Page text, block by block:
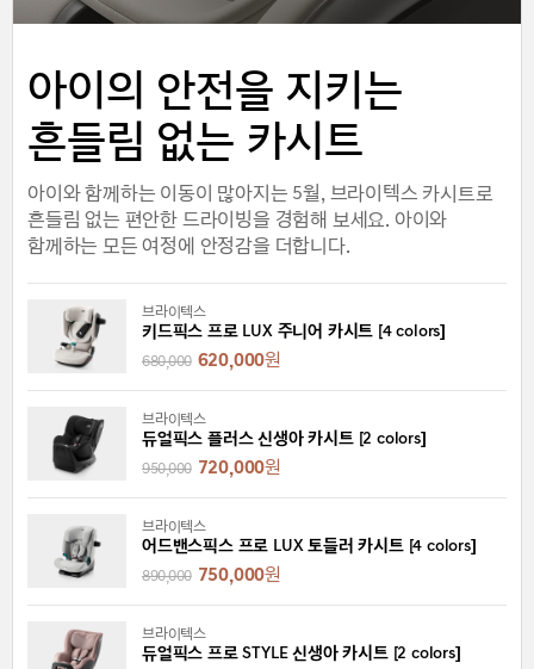
아이의 안전을 지키는
흔들림 없는 카시트
아이와 함께하는 이동이 많아지는 5월, 브라이텍스 카시트로
흔들림 없는 편안한 드라이빙을 경험해 보세요. 아이와
함께하는 모든 여정에 안정감을 더합니다.
브라이텍스
키드픽스 프로 LUX 주니어 카시트 [4 colors]
680,000 620,000원
브라이텍스
듀얼픽스 플러스 신생아 카시트 [2 colors]
950,000 720,000원
브라이텍스
어드밴스픽스 프로 LUX 토들러 카시트 [4 colors]
890,000 750,000원
브라이텍스
듀얼픽스 프로 STYLE 신생아 카시트 [2 colors]